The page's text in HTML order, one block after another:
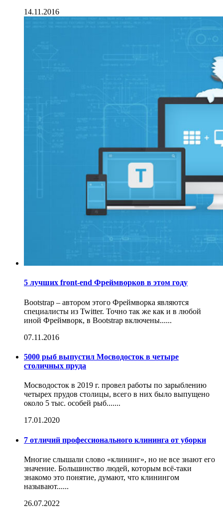
14.11.2016
5 лучших front-end Фреймворков в этом году
Bootstrap – автором этого Фреймворка являются
специалисты из Twitter. Точно так же как и в любой
иной Фреймворк, в Bootstrap включены......
07.11.2016
5000 рыб выпустил Мосводосток в четыре
столичных пруда
Мосводосток в 2019 г. провел работы по зарыблению
четырех прудов столицы, всего в них было выпущено
около 5 тыс. особей рыб.......
17.01.2020
7 отличий профессионального клининга от уборки
Многие слышали слово «клининг», но не все знают его
значение. Большинство людей, которым всё-таки
знакомо это понятие, думают, что клинингом
называют......
26.07.2022